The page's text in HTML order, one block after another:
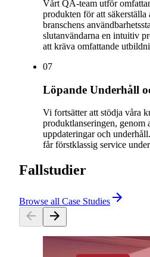
Vårt QA-team utför
produkten för att säkerställa
branschens
slutanvändarna en intuitiv
att kräva omfattande
07
Löpande Underhåll
Vi fortsätter att stödja våra
produktlanseringen, genom
uppdateringar och
får förstklassig service
Fallstudier
Browse all Case Studies